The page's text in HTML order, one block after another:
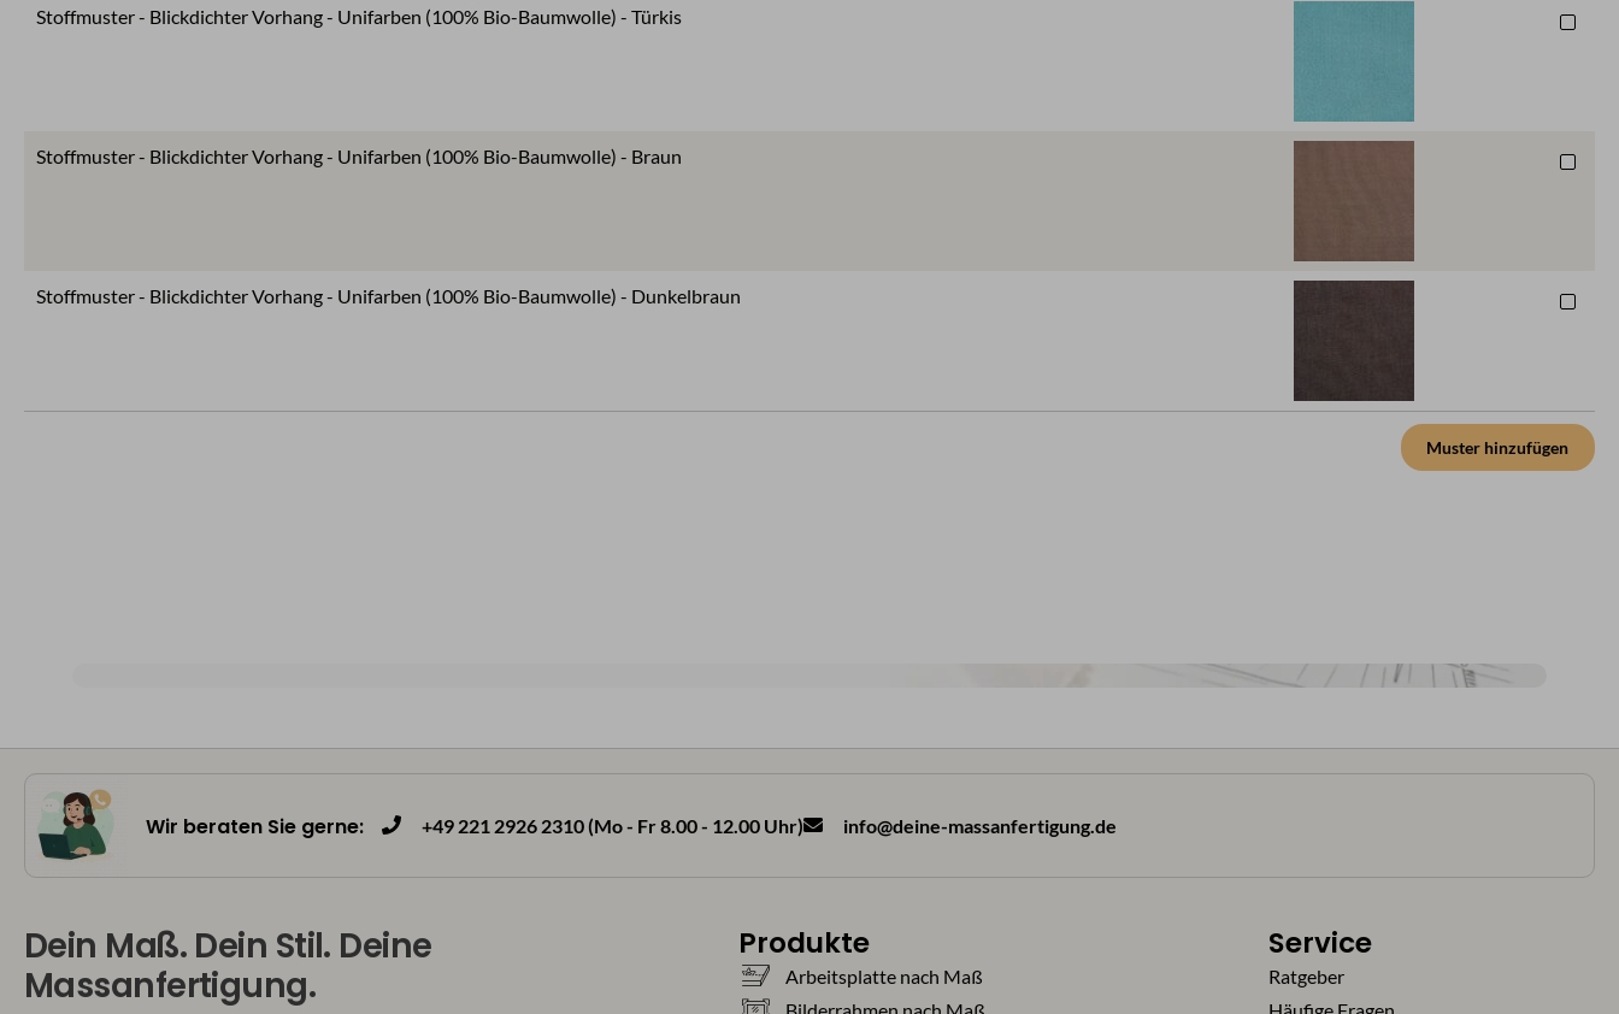
Stoffmuster - Blickdichter Vorhang - Unifarben (100% Bio-Baumwolle) - Türkis
Stoffmuster - Blickdichter Vorhang - Unifarben (100% Bio-Baumwolle) - Braun
Stoffmuster - Blickdichter Vorhang - Unifarben (100% Bio-Baumwolle) - Dunkelbraun
Wir beraten Sie gerne: +49 221 2926 2310 (Mo - Fr 8.00 - 12.00 Uhr) info@deine-massanfertigung.de
Dein Maß. Dein Stil. Deine
Massanfertigung.
Produkte
Arbeitsplatte nach Maß
Bilderrahmen nach Maß
Service
Ratgeber
Häufige Fragen